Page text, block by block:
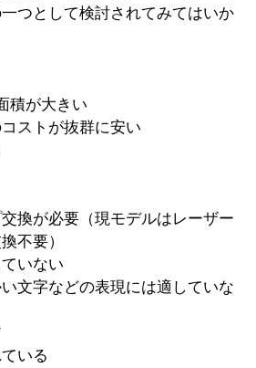
つとして検討されてみてはいか
積が大きい
ストが抜群に安い
換が必要（現モデルはレーザー
不要）
いない
文字などの表現には適していな
いる